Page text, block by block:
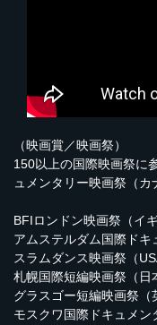
（映画賞／映画祭）
150以上の国際映画祭に
ュメンタリー映画祭（カ
BFIロンドン映画祭（イギ
アムステルダム国際ドキ
スラムダンス映画祭（
札幌国際短編映画祭（日
グラスゴー短編映画祭（
モスクワ国際ドキュメ